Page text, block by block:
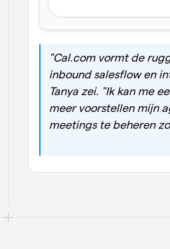
"Cal.com vormt de
inbound salesflow en
Tanya zei. "Ik kan me
meer voorstellen mijn
meetings te beheren